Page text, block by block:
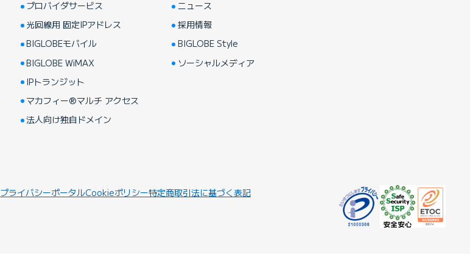
プロバイダサービス
光回線用 固定IPアドレス
BIGLOBEモバイル
BIGLOBE WiMAX
IPトランジット
マカフィー®マルチ アクセス
法人向け独自ドメイン
ニュース
採用情報
BIGLOBE Style
ソーシャルメディア
プライバシーポータルCookieポリシー特定商取引法に基づく表記